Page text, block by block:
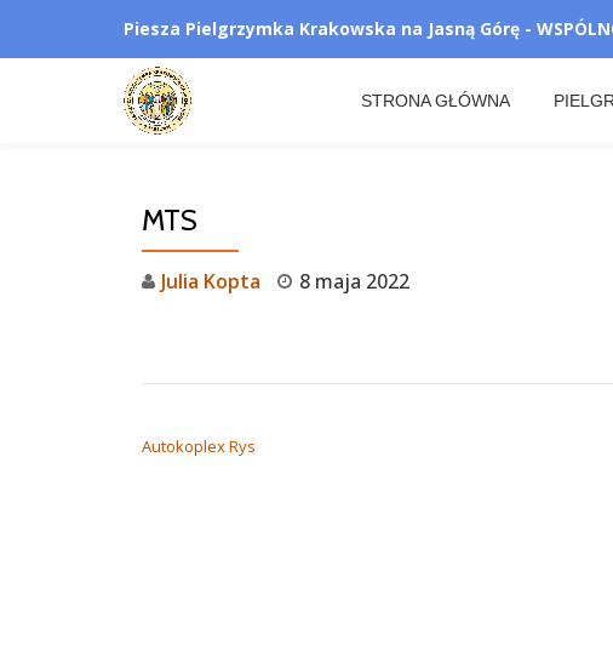
Przejdź
Piesza Pielgrzymka Krakowska na Jasną Górę -
STRONA GŁÓWNA
MTS
Julia Kopta 8 maja 2022
Autokoplex Rys